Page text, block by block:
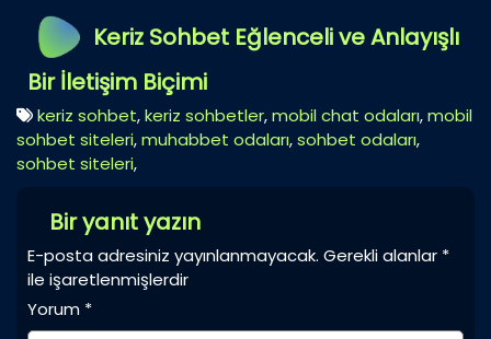
Keriz Sohbet Eğlenceli ve Anlayışlı
Bir İletişim Biçimi
keriz sohbet,keriz sohbetler,mobil chat odaları,mobil
sohbet siteleri,muhabbet odaları,sohbet odaları,
sohbet siteleri,
Bir yanıt yazın
E-posta adresiniz yayınlanmayacak. Gerekli alanlar *
ile işaretlenmişlerdir
Yorum *